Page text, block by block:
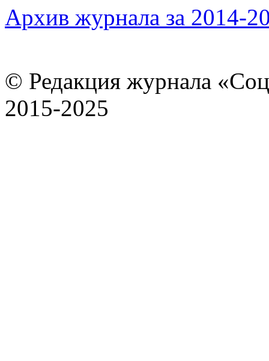
Архив журнала за 2014-
© Редакция журнала
2015-2025